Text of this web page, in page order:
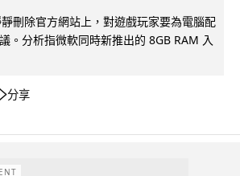
刪除官方網站上，對遊戲玩家要為電腦配
。分析指微軟同時新推出的 8GB RAM 入
分享